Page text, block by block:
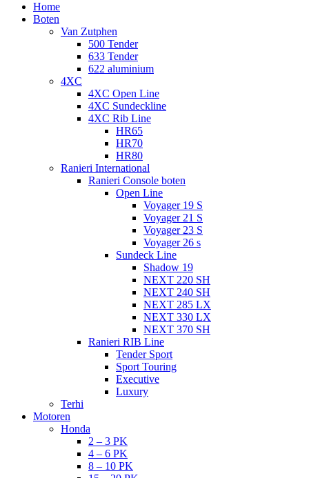
Home
Boten
Van Zutphen
500 Tender
633 Tender
622 aluminium
4XC
4XC Open Line
4XC Sundeckline
4XC Rib Line
HR65
HR70
HR80
Ranieri International
Ranieri Console boten
Open Line
Voyager 19 S
Voyager 21 S
Voyager 23 S
Voyager 26 s
Sundeck Line
Shadow 19
NEXT 220 SH
NEXT 240 SH
NEXT 285 LX
NEXT 330 LX
NEXT 370 SH
Ranieri RIB Line
Tender Sport
Sport Touring
Executive
Luxury
Terhi
Motoren
Honda
2 – 3 PK
4 – 6 PK
8 – 10 PK